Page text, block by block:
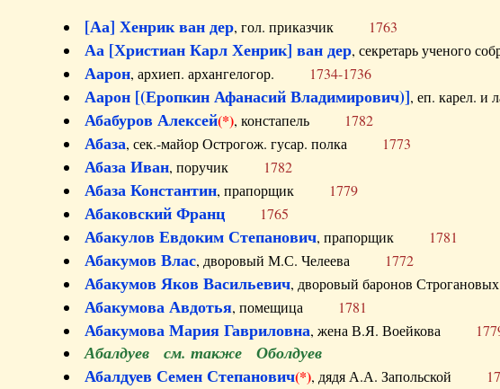
[Аа] Хенрик ван дер, гол. приказчик 1763
Аа [Христиан Карл Хенрик] ван дер, секретарь ученого
Аарон, архиеп. архангелогор. 1734-1736
Аарон [(Еропкин Афанасий Владимирович)], еп. карел.
Абабуров Алексей(*), констапель 1782
Абаза, сек.-майор Острогож. гусар. полка 1773
Абаза Иван, поручик 1782
Абаза Константин, прапорщик 1779
Абаковский Франц 1765
Абакулов Евдоким Степанович, прапорщик 1781
Абакумов Влас, дворовый М.С. Челеева 1772
Абакумов Яков Васильевич, дворовый баронов
Абакумова Авдотья, помещица 1781
Абакумова Мария Гавриловна, жена В.Я. Воейкова
Абалдуев см. также Оболдуев
Абалдуев Семен Степанович(*), дядя А.А. Запольской